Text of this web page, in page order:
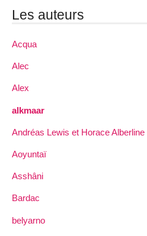
Les auteurs
Acqua
Alec
Alex
alkmaar
Andréas Lewis et Horace Alberline
Aoyuntaï
Asshâni
Bardac
belyarno